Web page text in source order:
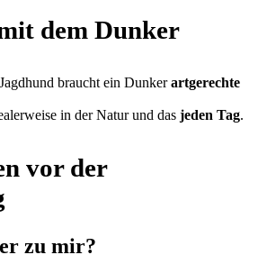
dem Dunker
braucht ein Dunkerartgerechte
in der Natur und das jeden Tag.
vor der
zu mir?